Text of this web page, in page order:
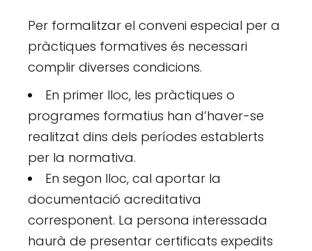
Per formalitzar el conveni especial per a
pràctiques formatives és necessari
complir diverses condicions.
En primer lloc, les pràctiques o
programes formatius han d’haver-se
realitzat dins dels períodes establerts
per la normativa.
En segon lloc, cal aportar la
documentació acreditativa
corresponent. La persona interessada
haurà de presentar certificats expedits